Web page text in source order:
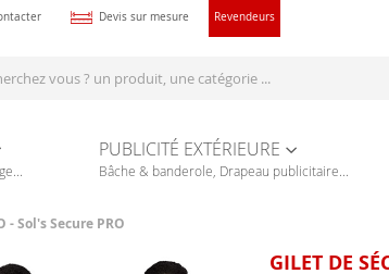
Devis sur mesure Revendeurs
PUBLICITÉ EXTÉRIEURE
Bâche & banderole, Drapeau publicitaire...
Sol's Secure PRO
GILET DE